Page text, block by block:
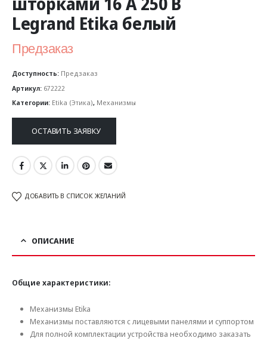
Legrand Etika белый
Предзаказ
Доступность: Предзаказ
Артикул: 672222
Категории: Etika (Этика), Механизмы
ОСТАВИТЬ ЗАЯВКУ
ДОБАВИТЬ В СПИСОК ЖЕЛАНИЙ
ОПИСАНИЕ
Общие характеристики:
Механизмы Etika
Механизмы поставляются с лицевыми панелями и суппортом
Для полной комплектации устройства необходимо заказать